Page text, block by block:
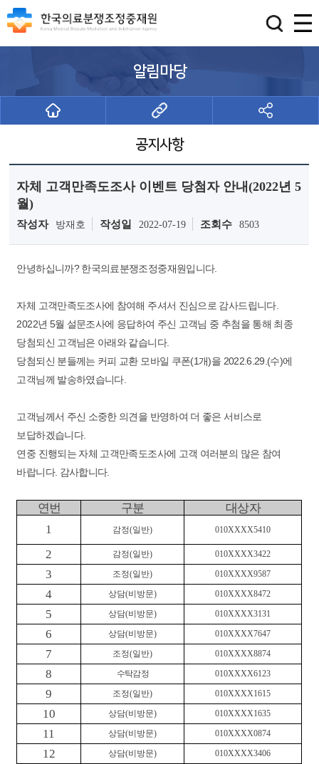
알림마당
공지사항
자체 고객만족도조사 이벤트 당첨자 안내(2022년 5
월)
작성자 방재호 작성일 2022-07-19 조회수 8503
안녕하십니까? 한국의료분쟁조정중재원입니다.
자체 고객만족도조사에 참여해 주셔서 진심으로 감사드립니다.
2022년 5월 설문조사에 응답하여 주신 고객님 중 추첨을 통해 최종
당첨되신 고객님은 아래와 같습니다.
당첨되신 분들께는 커피 교환 모바일 쿠폰(1개)을 2022.6.29.(수)에
고객님께 발송하였습니다.
고객님께서 주신 소중한 의견을 반영하여 더 좋은 서비스로
보답하겠습니다.
연중 진행되는 자체 고객만족도조사에 고객 여러분의 많은 참여
바랍니다. 감사합니다.
연번 구분 대상자
1 감정(일반) 010XXXX5410
2 감정(일반) 010XXXX3422
3 조정(일반) 010XXXX9587
4 상담(비방문) 010XXXX8472
5 상담(비방문) 010XXXX3131
6 상담(비방문) 010XXXX7647
7 조정(일반) 010XXXX8874
8 수탁감정 010XXXX6123
9 조정(일반) 010XXXX1615
10 상담(비방문) 010XXXX1635
11 상담(비방문) 010XXXX0874
12 상담(비방문) 010XXXX3406